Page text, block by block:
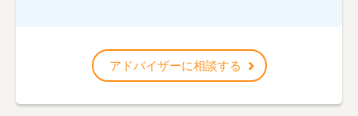
アドバイザーに相談する